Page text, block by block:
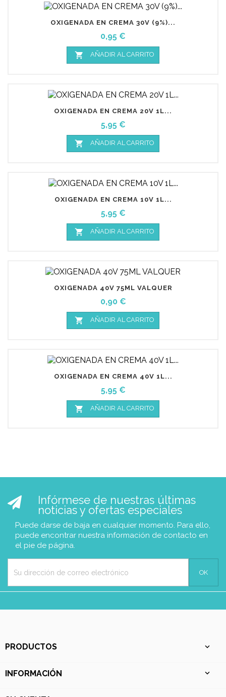
OXIGENADA EN CREMA 30V (9%)...
Precio
0,95 €
 AÑADIR AL CARRITO
OXIGENADA EN CREMA 20V 1L...
Precio
5,95 €
 AÑADIR AL CARRITO
OXIGENADA EN CREMA 10V 1L...
Precio
5,95 €
 AÑADIR AL CARRITO
OXIGENADA 40V 75ML VALQUER
Precio
0,90 €
 AÑADIR AL CARRITO
OXIGENADA EN CREMA 40V 1L...
Precio
5,95 €
 AÑADIR AL CARRITO
Infórmese de nuestras últimas
noticias y ofertas especiales
Puede darse de baja en cualquier momento. Para ello,
puede encontrar nuestra información de contacto en
el pie de página.
PRODUCTOS 
INFORMACIÓN 